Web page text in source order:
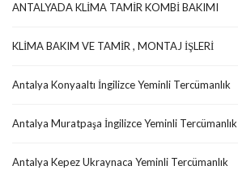
ANTALYADA KLİMA TAMİR KOMBİ BAKIMI
KLİMA BAKIM VE TAMİR , MONTAJ İŞLERİ
Antalya Konyaaltı İngilizce Yeminli Tercümanlık
Antalya Muratpaşa İngilizce Yeminli Tercümanlık
Antalya Kepez Ukraynaca Yeminli Tercümanlık